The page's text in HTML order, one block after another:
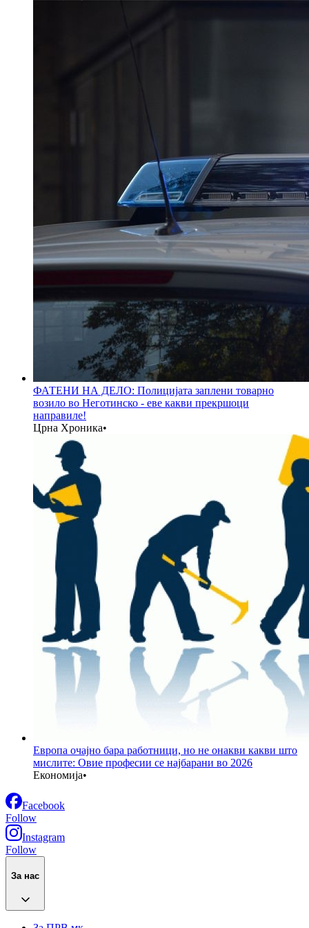
ФАТЕНИ НА ДЕЛО: Полицијата заплени товарно
возило во Неготинско - еве какви прекршоци
направиле!
Црна Хроника•
Европа очајно бара работници, но не онакви какви што
мислите: Овие професии се најбарани во 2026
Економија•
Facebook
Follow
Instagram
Follow
За нас